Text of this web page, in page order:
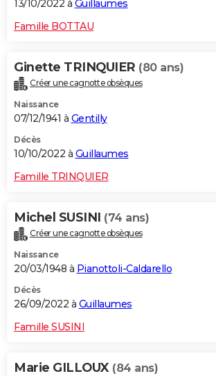
13/10/2022 à Guillaumes
Famille BOTTAU
Ginette TRINQUIER (80 ans)
Créer une cagnotte obsèques
Naissance
07/12/1941 à Gentilly
Décès
10/10/2022 à Guillaumes
Famille TRINQUIER
Michel SUSINI (74 ans)
Créer une cagnotte obsèques
Naissance
20/03/1948 à Pianottoli-Caldarello
Décès
26/09/2022 à Guillaumes
Famille SUSINI
Marie GILLOUX (84 ans)